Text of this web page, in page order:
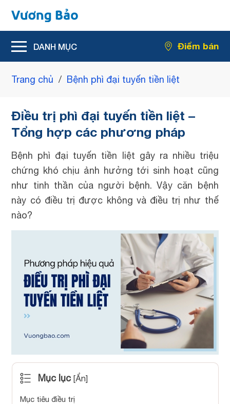
Hỗ trợ giảm rối loạn tiểu tiện
Hỗ trợ giảm kích thước u xơ tiền liệt tuyến
Điểm bán
Trang chủ / Bệnh phì đại tuyến tiền liệt
Điều trị phì đại tuyến tiền liệt –
Tổng hợp các phương pháp
Bệnh phì đại tuyến tiền liệt gây ra nhiều triệu
chứng khó chịu ảnh hưởng tới sinh hoạt cũng
như tinh thần của người bệnh. Vậy căn bệnh
này có điều trị được không và điều trị như thế
nào?
Mục lục [Ẩn]
Mục tiêu điều trị